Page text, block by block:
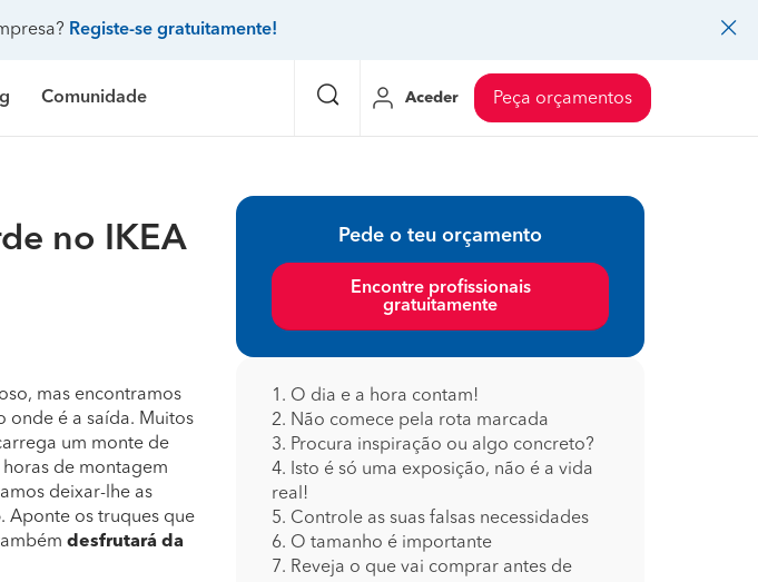
Registe-se gratuitamente!
Limpeza
Pedreiros
Climatização e ar condicionado
Mudanças
Decoração de interiores
Controlo de pragas
Faz tudo
Gesso cartonado
de casa
e demolições
de edifício
Preço Jardinagem
Preço Carpintaria e marcenaria
Preço Pintura
Preço Canalização
Preço Limpeza
Preço Instalação de painel sandwich
Preço Arquitetos
Preço Controlo de pragas
Preço Coberturas e telhados
banho
Comunidade Aceder Peça orçamentos
no IKEA
mas encontramos
onde é a saída. Muitos
um monte de
de montagem
deixar-lhe as
. Aponte os truques que
desfrutará da
Pede o teu orçamento
Encontre profissionais
gratuitamente
1. O dia e a hora contam!
2. Não comece pela rota marcada
3. Procura inspiração ou algo concreto?
4. Isto é só uma exposição, não é a vida
real!
5. Controle as suas falsas necessidades
6. O tamanho é importante
7. Reveja o que vai comprar antes de